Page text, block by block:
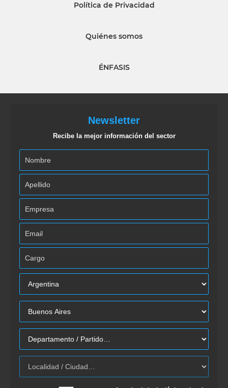
Política de Privacidad
Quiénes somos
ÉNFASIS
Newsletter
Recibe la mejor información del sector